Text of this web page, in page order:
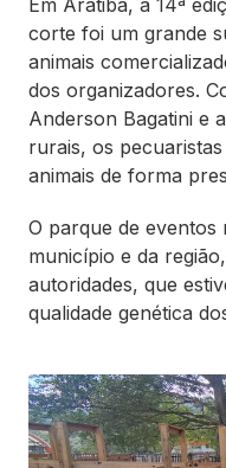
Em Aratiba, a 14ª
corte foi um grande
animais
dos organizadores.
Anderson Bagatini e
rurais, os
animais de forma
O parque de eventos
município e da
autoridades, que
qualidade genética